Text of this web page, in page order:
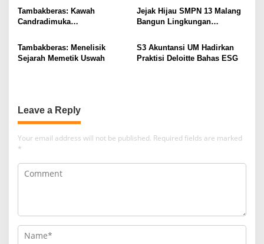
Tambakberas: Kawah
Candradimuka
Ulama
Jejak Hijau SMPN 13 Malang
Bangun Lingkungan
Tambakberas: Menelisik
Sejarah Memetik Uswah
S3 Akuntansi UM Hadirkan
Praktisi Deloitte Bahas ESG
Leave a Reply
Your email address will not be published. Required fields are marked
*